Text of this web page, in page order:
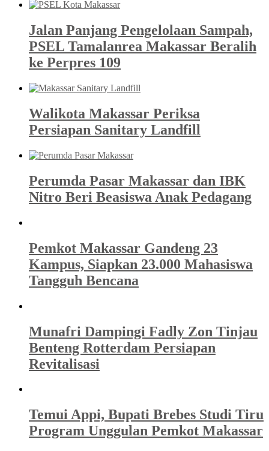
Jalan Panjang Pengelolaan Sampah,
PSEL Tamalanrea Makassar Beralih
ke Perpres 109
Walikota Makassar Periksa
Persiapan Sanitary Landfill
Perumda Pasar Makassar dan IBK
Nitro Beri Beasiswa Anak Pedagang
Pemkot Makassar Gandeng 23
Kampus, Siapkan 23.000 Mahasiswa
Tangguh Bencana
Munafri Dampingi Fadly Zon Tinjau
Benteng Rotterdam Persiapan
Revitalisasi
Temui Appi, Bupati Brebes Studi Tiru
Program Unggulan Pemkot Makassar